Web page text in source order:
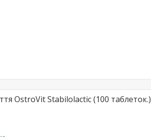
OstroVit Stabilolactic (100 таблеток.)